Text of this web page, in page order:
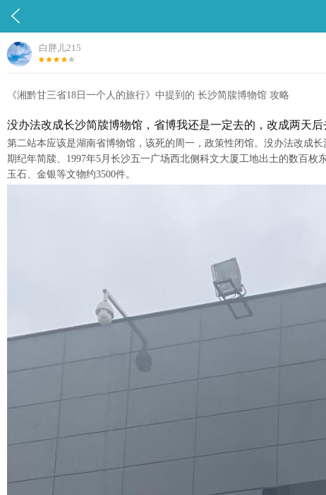

白胖儿215
《湘黔甘三省18日一个人的旅行》中提到的 长沙简牍博物馆 攻略
没办法改成长沙简牍博物馆，省博我还是一定去的，改成两天
第二站本应该是湖南省博物馆，该死的周一，政策性闭馆。没办法改成
期纪年简牍、1997年5月长沙五一广场西北侧科文大厦工地出土的数百枚
玉石、金银等文物约3500件。